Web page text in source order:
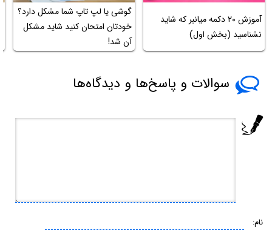
آموزش ۲۰ دکمه میانبر که شاید
نشناسید (بخش اول)
گوشی یا لپ تاپ شما مشکل دارد؟
خودتان امتحان کنید شاید مشکل
آن شد!
سوالات و پاسخ‌ها و دیدگاه‌ها
نام: